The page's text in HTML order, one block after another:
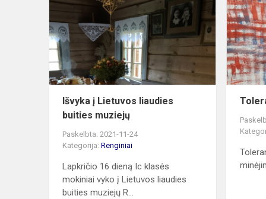
Lietuvos
liaudies
buities
muziejų
Išvyka į Lietuvos liaudies
buities muziejų
Paskelbta: 2021-11-24
Kategorija: Renginiai
Lapkričio 16 dieną Ic klasės
mokiniai vyko į Lietuvos liaudies
buities muziejų R...